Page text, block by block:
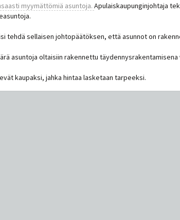
myymättömiä asuntoja. Apulaiskaupunginjohtaja
tehdä sellaisen johtopäätöksen, että asunnot on
asuntoja oltaisiin rakennettu
kaupaksi, jahka hintaa lasketaan tarpeeksi.